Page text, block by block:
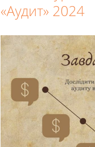
«Аудит» 2024